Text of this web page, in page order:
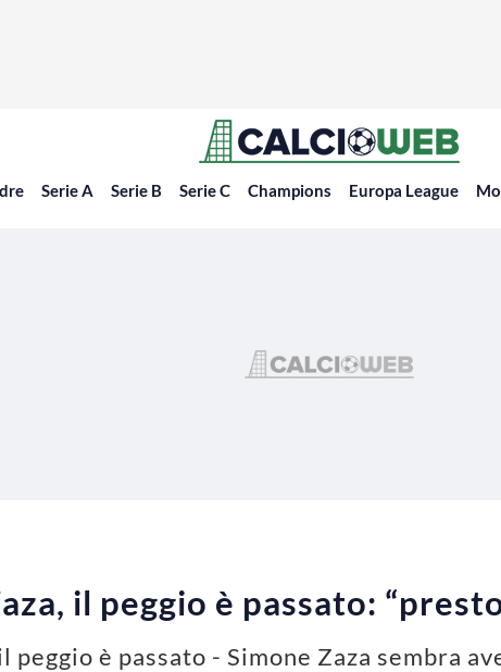
Serie A Serie B Serie C Champions Europa League
il peggio è passato:
peggio è passato - Simone Zaza sembra